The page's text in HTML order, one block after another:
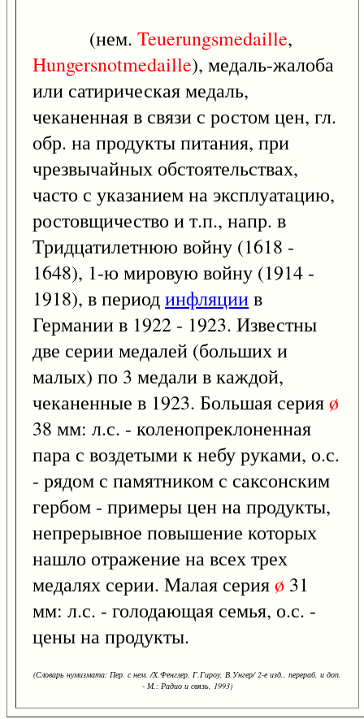
(нем. Teuerungsmedaille,
Hungersnotmedaille), медаль-жалоба
или сатирическая медаль,
чеканенная в связи с ростом цен, гл.
обр. на продукты питания, при
чрезвычайных обстоятельствах,
часто с указанием на эксплуатацию,
ростовщичество и т.п., напр. в
Тридцатилетнюю войну (1618 -
1648), 1-ю мировую войну (1914 -
1918), в периодинфляциив
Германии в 1922 - 1923. Известны
две серии медалей (больших и
малых) по 3 медали в каждой,
чеканенные в 1923. Большая серияø
38 мм: л.с. - коленопреклоненная
пара с воздетыми к небу руками, о.с.
- рядом с памятником с саксонским
гербом - примеры цен на продукты,
непрерывное повышение которых
нашло отражение на всех трех
медалях серии. Малая серияø 31
мм: л.с. - голодающая семья, о.с. -
цены на продукты.
(Словарь нумизмата: Пер. с нем. /Х.Фенглер, Г.Гироу, В.Унгер/ 2-е изд., перераб. и доп.
- М.: Радио и связь, 1993)